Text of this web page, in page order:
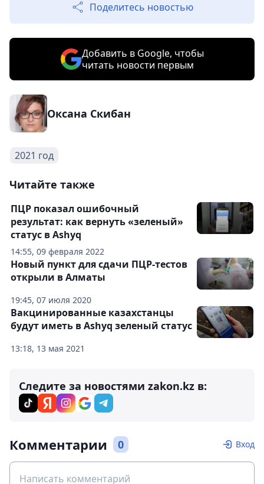
Поделитесь новостью
Добавить в Google, чтобы
читать новости первым
Оксана Скибан
2021 год
Читайте также
14:55, 09 февраля 2022
ПЦР показал ошибочный
результат: как вернуть «зеленый»
статус в Ashyq
19:45, 07 июля 2020
Новый пункт для сдачи ПЦР-тестов
открыли в Алматы
13:18, 13 мая 2021
Вакцинированные казахстанцы
будут иметь в Ashyq зеленый статус
Следите за новостями zakon.kz в:
Комментарии 0 Вход